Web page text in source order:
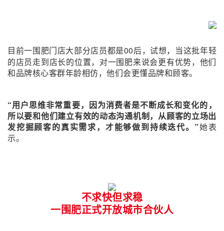
目前一围肥门店大部分店员都是00后，试想，当这批年轻
的店员走到店长的位置，对一围肥来说会更有优势，他们
和品牌核心客群年龄相仿，他们会更懂品牌和顾客。
“用户思维非常重要，因为消费者是不断成长和变化的，
所以要和他们建立有效的动态沟通机制，从顾客的立场出
发挖掘顾客的真实需求，才能够做到持续迭代。”她表
示。
不求快但求稳
一围肥正式开放城市合伙人